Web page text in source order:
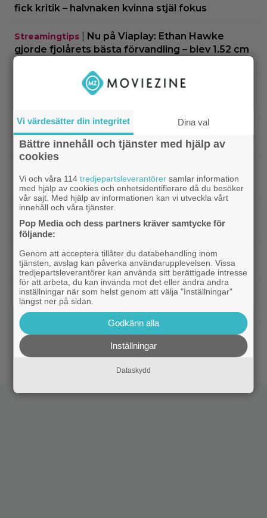
fick kritik – halvnaken kvinna stjäl fokus
Streamingtips
Nu på Viaplay: Ethan Hawke
gjorde fjolårets bästa förvandling – blev 1.52 cm
lång
”Snyggaste spelet genom tiderna”
Disney Plus|3 nya tv-serier redo att plöja i
helgen – finns något för alla!
6 biobiljetter – historiens lägsta intäkter
Dokumentär|Från skaparen av ”Tiger King”:
HBO-dokumentär om reptilsmuggling hyllas
TV-spel |”Borderlands”-regissören om
kalkonfilmen – ”Den tillhörde ingen”
Casting|3 nya X-Men är redan klara… och det
ryktas om fler heta namn
Hollywood|Morgan Freeman medger: Gör dåliga
filmer – om lönen är hög nog
Vi värdesätter din integritet Dina val
Bättre innehåll och tjänster med hjälp av
cookies
Vi och våra 114tredjepartsleverantörer samlar information
med hjälp av cookies och enhetsidentifierare då du besöker
vår sajt. Med hjälp av informationen kan vi utveckla vårt
innehåll och våra tjänster.
Pop Media och dess partners kräver samtycke för
följande:
Genom att acceptera tillåter du databehandling inom
tjänsten, avslag kan påverka användarupplevelsen. Vissa
tredjepartsleverantörer kan använda sitt berättigade intresse
för att arbeta, du kan invända mot det eller ändra andra
inställningar när som helst genom att välja "Inställningar"
längst ner på sidan.
Godkänn alla
Inställningar
Dataskydd